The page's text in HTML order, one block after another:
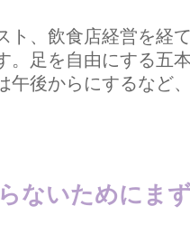
ト、飲食店経営を経
。足を自由にする五
午後からにするなど
ないためにま